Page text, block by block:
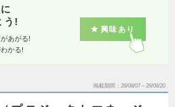
う!
あがる!
かる!
興味あり
掲載期間 26/08/07～26/08/20